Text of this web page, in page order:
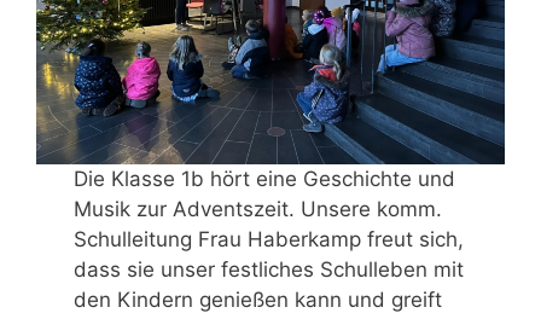
Die Klasse 1b hört eine Geschichte und
Musik zur Adventszeit. Unsere komm.
Schulleitung Frau Haberkamp freut sich,
dass sie unser festliches Schulleben mit
den Kindern genießen kann und greift